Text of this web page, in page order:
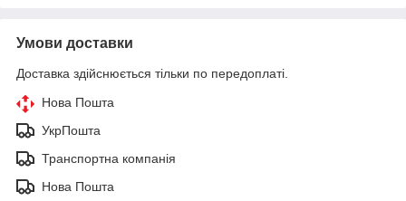
Умови доставки
Доставка здійснюється тільки по передоплаті.
Нова Пошта
УкрПошта
Транспортна компанія
Нова Пошта